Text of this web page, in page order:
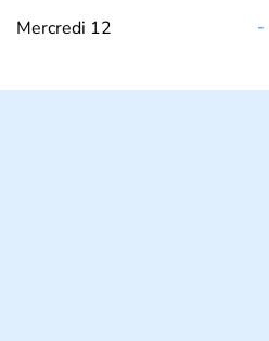
Mercredi 12 -